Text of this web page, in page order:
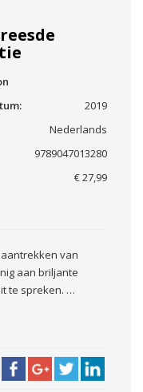
2019
Nederlands
9789047013280
€ 27,99
van
aan briljante
te spreken. …